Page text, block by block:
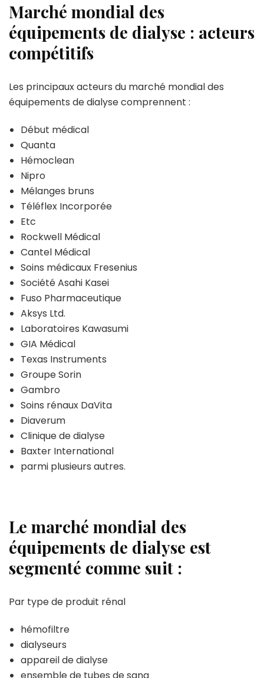
Marché mondial des
équipements de dialyse : acteurs
compétitifs
Les principaux acteurs du marché mondial des
équipements de dialyse comprennent :
Début médical
Quanta
Hémoclean
Nipro
Mélanges bruns
Téléflex Incorporée
Etc
Rockwell Médical
Cantel Médical
Soins médicaux Fresenius
Société Asahi Kasei
Fuso Pharmaceutique
Aksys Ltd.
Laboratoires Kawasumi
GIA Médical
Texas Instruments
Groupe Sorin
Gambro
Soins rénaux DaVita
Diaverum
Clinique de dialyse
Baxter International
parmi plusieurs autres.
Le marché mondial des
équipements de dialyse est
segmenté comme suit :
Par type de produit rénal
hémofiltre
dialyseurs
appareil de dialyse